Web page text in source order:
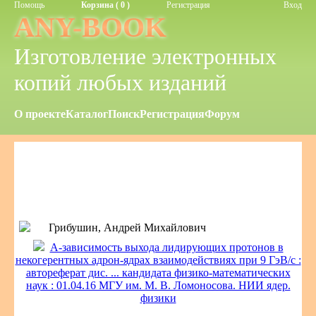
Помощь Корзина ( 0 ) Регистрация Вход
ANY-BOOK
Изготовление электронных
копий любых изданий
О проектеКаталогПоискРегистрацияФорум
Грибушин, Андрей Михайлович
А-зависимость выхода лидирующих протонов в
некогерентных адрон-ядрах взаимодействиях при 9 ГэВ/с :
автореферат дис. ... кандидата физико-математических
наук : 01.04.16 МГУ им. М. В. Ломоносова. НИИ ядер.
физики